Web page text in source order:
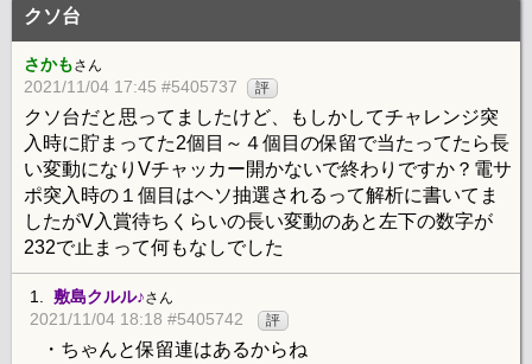
クソ台
さかもさん
2021/11/04 17:45 #5405737 評
クソ台だと思ってましたけど、もしかしてチャレンジ突
入時に貯まってた2個目～４個目の保留で当たってたら長
い変動になりVチャッカー開かないで終わりですか？電サ
ポ突入時の１個目はヘソ抽選されるって解析に書いてま
したがV入賞待ちくらいの長い変動のあと左下の数字が
232で止まって何もなしでした
1. 敷島クルル♪さん
2021/11/04 18:18 #5405742 評
・ちゃんと保留連はあるからね